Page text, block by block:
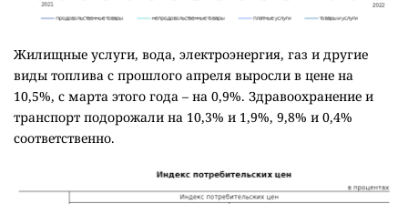
Жилищные услуги, вода, электроэнергия, газ и другие
виды топлива с прошлого апреля выросли в цене на
10,5%, с марта этого года – на 0,9%. Здравоохранение и
транспорт подорожали на 10,3% и 1,9%, 9,8% и 0,4%
соответственно.